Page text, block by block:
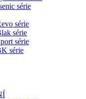
série
série
série
série
série